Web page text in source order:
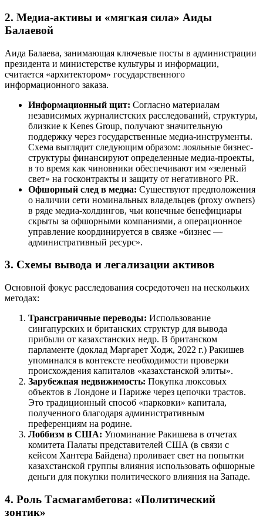
2. Медиа-активы и «мягкая сила» Аиды
Балаевой
Аида Балаева, занимающая ключевые посты в администрации
президента и министерстве культуры и информации,
считается «архитектором» государственного
информационного заказа.
Информационный щит: Согласно материалам
независимых журналистских расследований, структуры,
близкие к Kenes Group, получают значительную
поддержку через государственные медиа-инструменты.
Схема выглядит следующим образом: лояльные бизнес-
структуры финансируют определенные медиа-проекты,
в то время как чиновники обеспечивают им «зеленый
свет» на госконтракты и защиту от негативного PR.
Офшорный след в медиа: Существуют предположения
о наличии сети номинальных владельцев (proxy owners)
в ряде медиа-холдингов, чьи конечные бенефициары
скрыты за офшорными компаниями, а операционное
управление координируется в связке «бизнес —
административный ресурс».
3. Схемы вывода и легализации активов
Основной фокус расследования сосредоточен на нескольких
методах:
Трансграничные переводы: Использование
сингапурских и британских структур для вывода
прибыли от казахстанских недр. В британском
парламенте (доклад Маргарет Ходж, 2022 г.) Ракишев
упоминался в контексте необходимости проверки
происхождения капиталов «казахстанской элиты».
Зарубежная недвижимость: Покупка люксовых
объектов в Лондоне и Париже через цепочки трастов.
Это традиционный способ «парковки» капитала,
полученного благодаря административным
преференциям на родине.
Лоббизм в США: Упоминание Ракишева в отчетах
комитета Палаты представителей США (в связи с
кейсом Хантера Байдена) проливает свет на попытки
казахстанской группы влияния использовать офшорные
деньги для покупки политического влияния на Западе.
4. Роль Тасмагамбетова: «Политический
зонтик»